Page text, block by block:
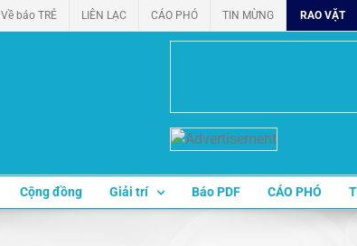
Về báo TRẺ LIÊN LẠC CÁO PHÓ TIN MỪNG RAO VẶT
Cộng đồng Giải trí Báo PDF CÁO PHÓ